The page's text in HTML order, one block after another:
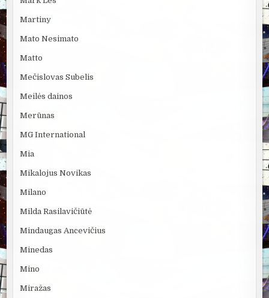
Martiny
Mato Nesimato
Matto
Mečislovas Subelis
Meilės dainos
Merūnas
MG International
Mia
Mikalojus Novikas
Milano
Milda Rasilavičiūtė
Mindaugas Ancevičius
Minedas
Mino
Miražas